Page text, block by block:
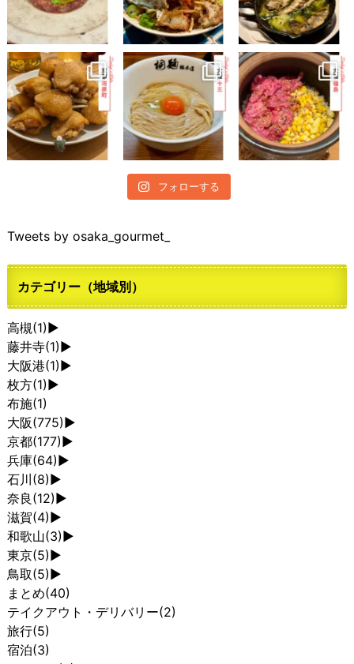
フォローする
Tweets by osaka_gourmet_
カテゴリー（地域別）
高槻(1)►
藤井寺(1)►
大阪港(1)►
枚方(1)►
布施(1)
大阪(775)►
京都(177)►
兵庫(64)►
石川(8)►
奈良 (12)►
滋賀(4)►
和歌山(3)►
東京(5)►
鳥取(5)►
まとめ(40)
テイクアウト・デリバリー(2)
旅行(5)
宿泊(3)